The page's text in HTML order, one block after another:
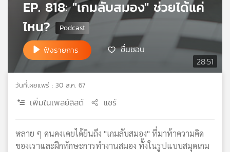
แผนที่
วิทยุ
28:51
EP. 818: "เกมลับสมอง" ช่วยได้แค่
ไหน?
ฟังรายการ ชื่นชอบ
วันที่เผยแพร่ : 30 ส.ค. 67
เพิ่มในเพลย์ลิสต์ แชร์
หลาย ๆ คนคงเคยได้ยินถึง "เกมลับสมอง" ที่มาท้าความคิด
ของเราและฝึกทักษะการทำงานสมอง ทั้งในรูปแบบสมุดเกม